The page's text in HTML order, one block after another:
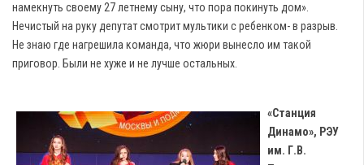
намекнуть своему 27 летнему сыну, что пора покинуть дом».
Нечистый на руку депутат смотрит мультики с ребенком- в разрыв.
Не знаю где нагрешила команда, что жюри вынесло им такой
приговор. Были не хуже и не лучше остальных.
«Станция
Динамо», РЭУ
им. Г.В.